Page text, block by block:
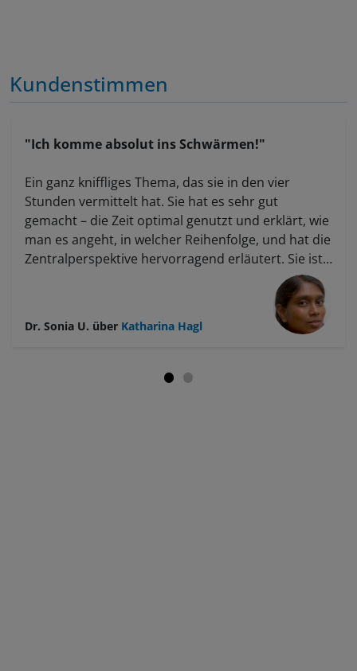
Kundenstimmen
"Ich komme absolut ins Schwärmen!"
Ein ganz kniffliges Thema, das sie in den vier
Stunden vermittelt hat. Sie hat es sehr gut
gemacht – die Zeit optimal genutzt und erklärt, wie
man es angeht, in welcher Reihenfolge, und hat die
Zentralperspektive hervorragend erläutert. Sie ist
durchgegangen und hat dabei korrigiert, wo nötig.
Ich komme absolut ins Schwärmen – hätte nie
gedacht, dass es online so gut funktionieren kann.
Dr. Sonia U. über Katharina Hagl